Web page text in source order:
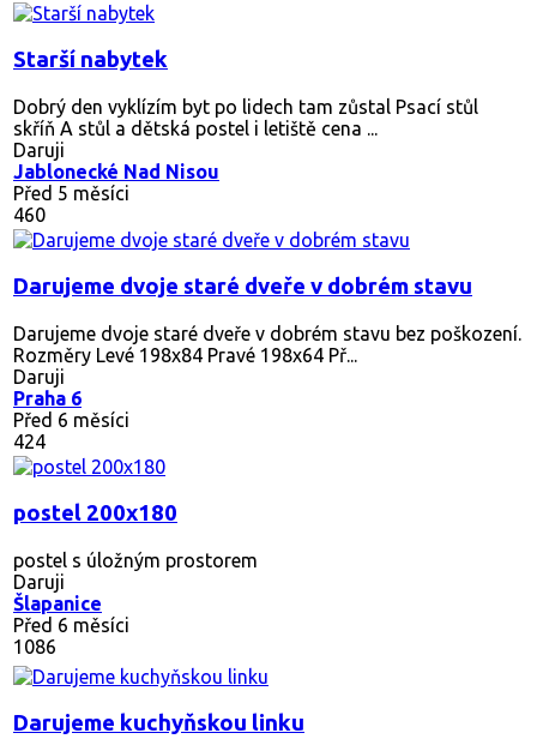
Starší nabytek
Dobrý den vyklízím byt po lidech tam zůstal Psací stůl
skříň A stůl a dětská postel i letiště cena ...
Daruji
Jablonecké Nad Nisou
Před 5 měsíci
460
Darujeme dvoje staré dveře v dobrém stavu
Darujeme dvoje staré dveře v dobrém stavu bez poškození.
Rozměry Levé 198x84 Pravé 198x64 Př...
Daruji
Praha 6
Před 6 měsíci
424
postel 200x180
postel s úložným prostorem
Daruji
Šlapanice
Před 6 měsíci
1086
Darujeme kuchyňskou linku